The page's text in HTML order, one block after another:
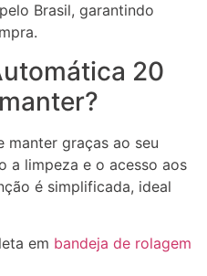
Brasil, garantindo
20
manter graças ao seu
a limpeza e o acesso aos
é simplificada, ideal
em bandeja de rolagem